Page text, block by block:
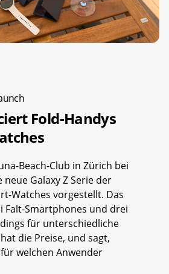
Fold-Handys
Beach-Club in Zürich bei
Galaxy Z Serie der
Watches vorgestellt. Das
Falt-Smartphones und drei
für unterschiedliche
die Preise, und sagt,
welchen Anwender